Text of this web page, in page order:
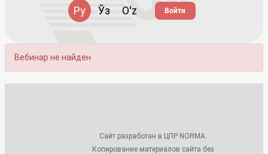
Ру Ўз Oʻz Войти
Вебинар не найден
Сайт разработан в ЦПР NORMA.
Копирование материалов сайта без